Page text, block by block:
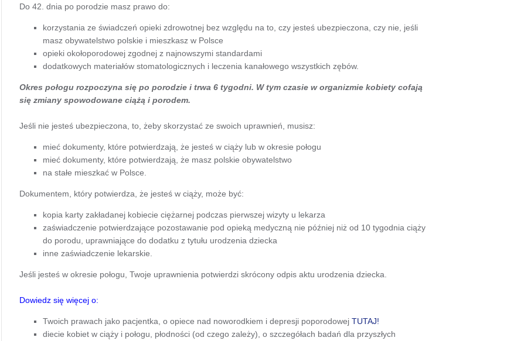
Do 42. dnia po porodzie masz prawo do:
korzystania ze świadczeń opieki zdrowotnej bez względu na to, czy jesteś ubezpieczona, czy nie, jeśli
masz obywatelstwo polskie i mieszkasz w Polsce
opieki okołoporodowej zgodnej z najnowszymi standardami
dodatkowych materiałów stomatologicznych i leczenia kanałowego wszystkich zębów.
Okres połogu rozpoczyna się po porodzie i trwa 6 tygodni. W tym czasie w organizmie kobiety cofają
się zmiany spowodowane ciążą i porodem.
Jeśli nie jesteś ubezpieczona, to, żeby skorzystać ze swoich uprawnień, musisz:
mieć dokumenty, które potwierdzają, że jesteś w ciąży lub w okresie połogu
mieć dokumenty, które potwierdzają, że masz polskie obywatelstwo
na stałe mieszkać w Polsce.
Dokumentem, który potwierdza, że jesteś w ciąży, może być:
kopia karty zakładanej kobiecie ciężarnej podczas pierwszej wizyty u lekarza
zaświadczenie potwierdzające pozostawanie pod opieką medyczną nie później niż od 10 tygodnia ciąży
do porodu, uprawniające do dodatku z tytułu urodzenia dziecka
inne zaświadczenie lekarskie.
Jeśli jesteś w okresie połogu, Twoje uprawnienia potwierdzi skrócony odpis aktu urodzenia dziecka.
Dowiedz się więcej o:
Twoich prawach jako pacjentka, o opiece nad noworodkiem i depresji poporodowej TUTAJ!
diecie kobiet w ciąży i połogu, płodności (od czego zależy), o szczegółach badań dla przyszłych